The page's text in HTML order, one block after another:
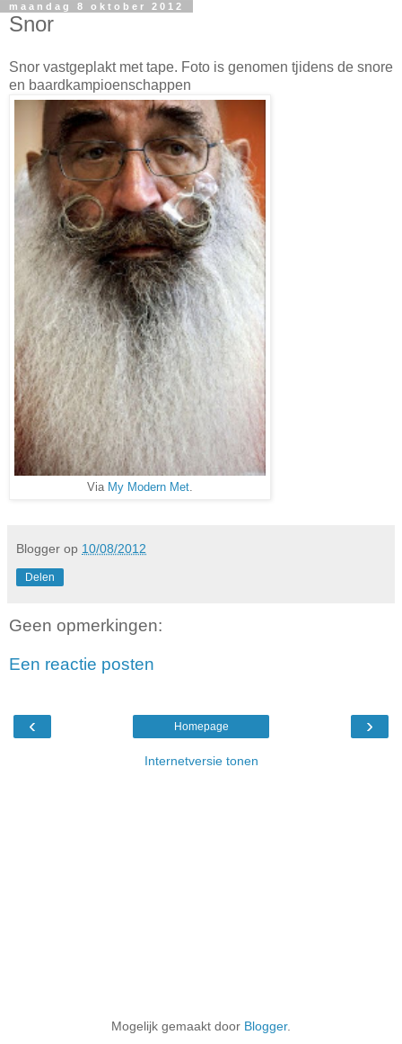
maandag 8 oktober 2012
Snor
Snor vastgeplakt met tape. Foto is genomen tjidens de snore
en baardkampioenschappen
Via My Modern Met.
Blogger op 10/08/2012
Delen
Geen opmerkingen:
Een reactie posten
‹ ›
Homepage
Internetversie tonen
Mogelijk gemaakt door Blogger.